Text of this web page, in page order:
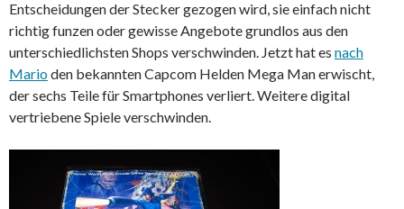
Entscheidungen der Stecker gezogen wird, sie einfach nicht
richtig funzen oder gewisse Angebote grundlos aus den
unterschiedlichsten Shops verschwinden. Jetzt hat es nach
Marioden bekannten Capcom Helden Mega Man erwischt,
der sechs Teile für Smartphones verliert. Weitere digital
vertriebene Spiele verschwinden.